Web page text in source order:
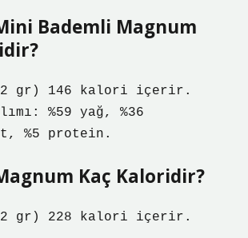
Bademli Magnum
gr) 146 kalori içerir.
%59 yağ, %36
%5 protein.
Kaç Kaloridir?
gr) 228 kalori içerir.